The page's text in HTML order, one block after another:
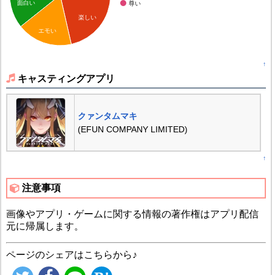
尊い
楽しい
面白い
エモい
↑
キャスティングアプリ
クァンタムマキ
(EFUN COMPANY LIMITED)
↑
注意事項
画像やアプリ・ゲームに関する情報の著作権はアプリ配信
元に帰属します。
ページのシェアはこちらから♪